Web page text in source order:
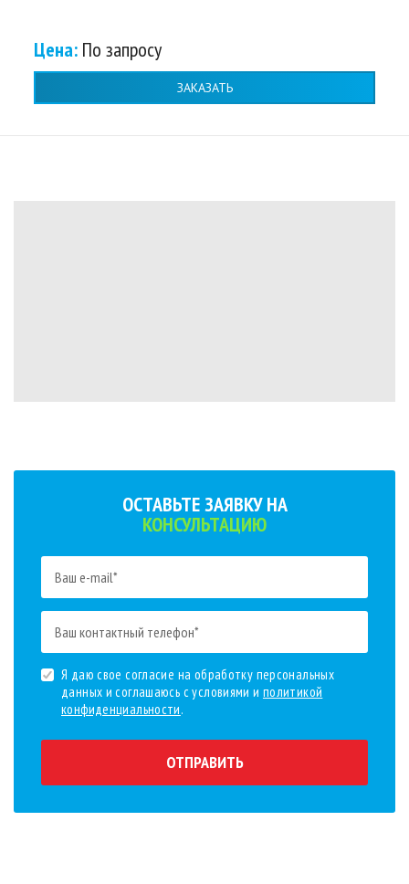
Цена: По запросу
ЗАКАЗАТЬ
ОСТАВЬТЕ ЗАЯВКУ НА
КОНСУЛЬТАЦИЮ
Я даю свое согласие на обработку персональных
данных и соглашаюсь с условиями и политикой
конфиденциальности.
ОТПРАВИТЬ